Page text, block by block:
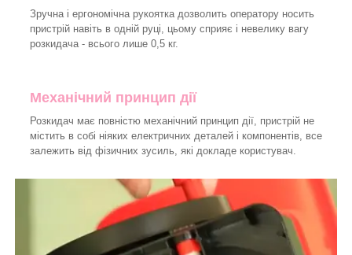
Зручна і ергономічна рукоятка дозволить оператору носить
пристрій навіть в одній руці, цьому сприяє і невелику вагу
розкидача - всього лише 0,5 кг.
Механічний принцип дії
Розкидач має повністю механічний принцип дії, пристрій не
містить в собі ніяких електричних деталей і компонентів, все
залежить від фізичних зусиль, які докладе користувач.